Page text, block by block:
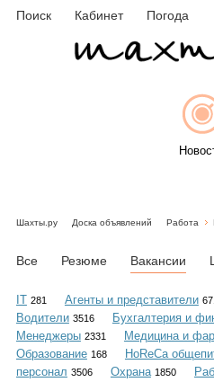
Поиск Кабинет Погода
Шахты.ру Доска объявлений Работа
Все Резюме Вакансии
IT 281 Агенты и представители
Водители 3516 Бухгалтерия и
Менеджеры 2331 Медицина и
Образование 168 HoReCa
персонал 3506 Охрана 1850